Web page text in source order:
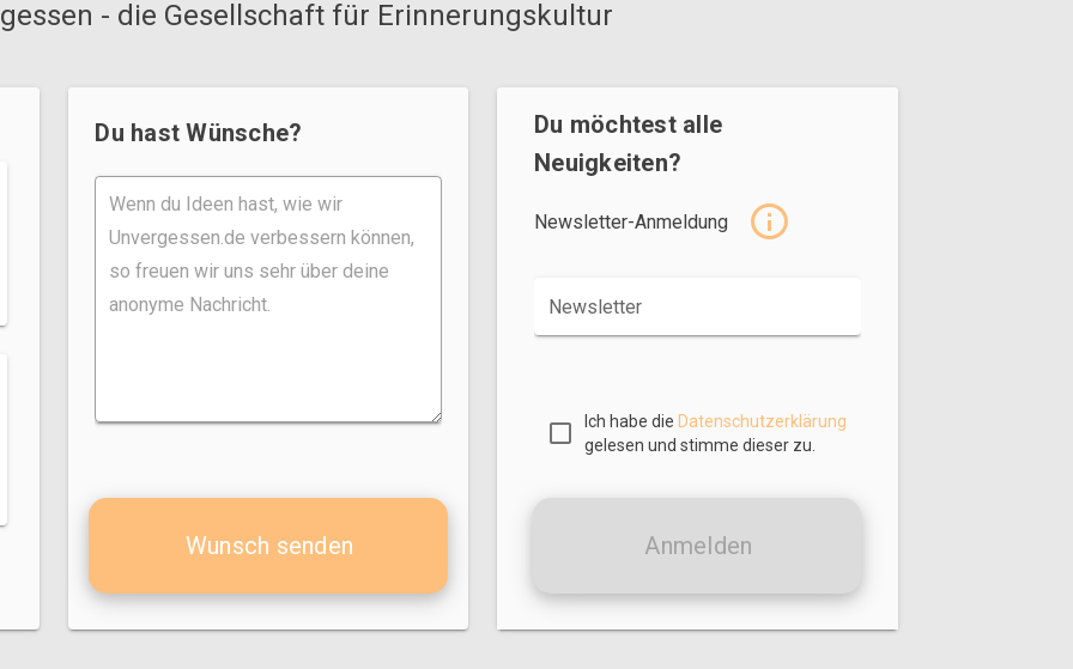
- die Gesellschaft für Erinnerungskultur
Du hast Wünsche?
Wunsch senden
Du möchtest alle
Neuigkeiten?
Newsletter-Anmeldung
Newsletter
Ich habe die Datenschutzerklärung
gelesen und stimme dieser zu.
Anmelden